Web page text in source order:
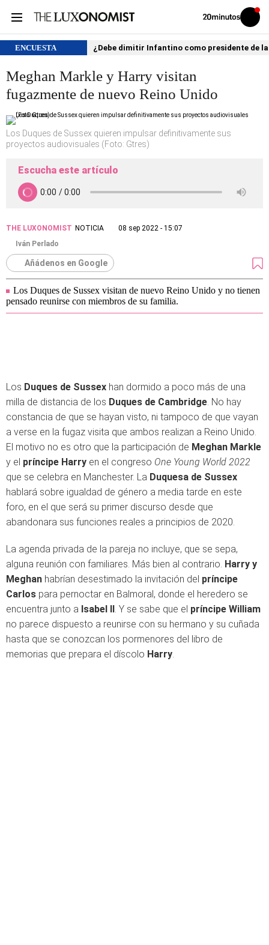
Volver
Iniciar
sesión
ENCUESTA ¿Debe dimitir Infantino como presidente de
Meghan Markle y Harry visitan
fugazmente de nuevo Reino Unido
Los Duques de Sussex quieren impulsar definitivamente sus
proyectos audiovisuales (Foto: Gtres)
Escucha este artículo
THE LUXONOMIST NOTICIA
08 sep 2022 - 15:07
Iván Perlado
Añádenos en Google
Los Duques de Sussex visitan de nuevo Reino Unido y no tienen
pensado reunirse con miembros de su familia.
Los Duques de Sussex han dormido a poco más de una
milla de distancia de los Duques de Cambridge. No hay
constancia de que se hayan visto, ni tampoco de que vayan
a verse en la fugaz visita que ambos realizan a Reino Unido.
El motivo no es otro que la participación de Meghan Markle
y el príncipe Harry en el congreso One Young World 2022
que se celebra en Manchester. La Duquesa de Sussex
hablará sobre igualdad de género a media tarde en este
foro, en el que será su primer discurso desde que
abandonara sus funciones reales a principios de 2020.
La agenda privada de la pareja no incluye, que se sepa,
alguna reunión con familiares. Más bien al contrario. Harry y
Meghan habrían desestimado la invitación del príncipe
Carlos para pernoctar en Balmoral, donde el heredero se
encuentra junto a Isabel II. Y se sabe que el príncipe William
no parece dispuesto a reunirse con su hermano y su cuñada
hasta que se conozcan los pormenores del libro de
memorias que prepara el díscolo Harry.